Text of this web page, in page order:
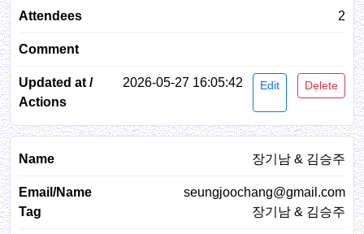
2
2026-05-27 16:05:42 Edit Delete
장기남 & 김승주
seungjoochang@gmail.com
장기남 & 김승주